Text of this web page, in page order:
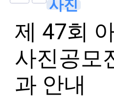
사진
제 47회
사진공모
과 안내